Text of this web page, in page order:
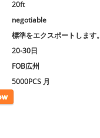
20ft
negotiable
標準をエクスポートします。
20-30日
FOB広州
5000PCS 月